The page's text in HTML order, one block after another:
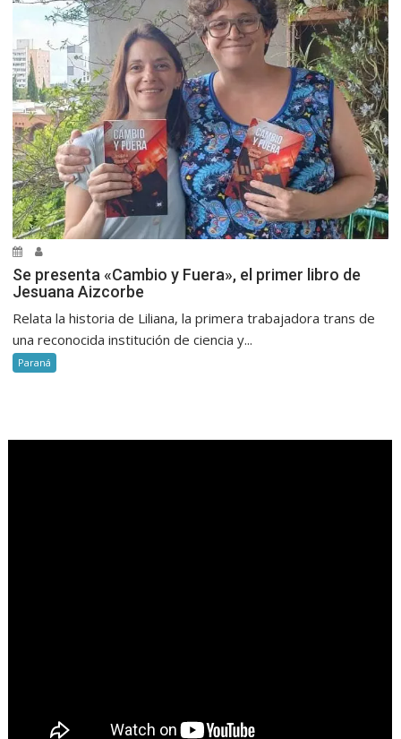
Se presenta «Cambio y Fuera», el primer libro de
Jesuana Aizcorbe
Relata la historia de Liliana, la primera trabajadora trans de
una reconocida institución de ciencia y...
Paraná